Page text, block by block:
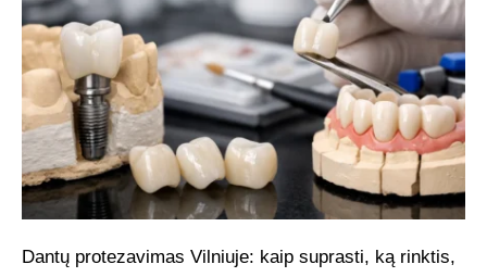
Dantų protezavimas Vilniuje: kaip suprasti, ką rinktis,